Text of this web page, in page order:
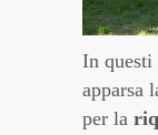
In
apparsa
per la